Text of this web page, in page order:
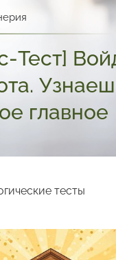
Тест]
главное
тесты